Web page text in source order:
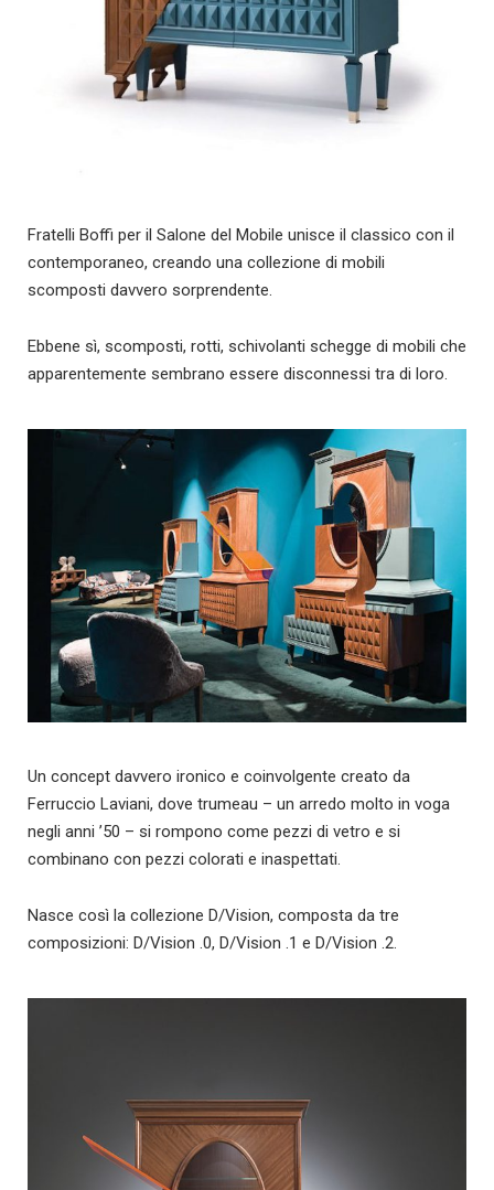
Fratelli Boffi per il Salone del Mobile unisce il classico con il
contemporaneo, creando una collezione di mobili
scomposti davvero sorprendente.
Ebbene sì, scomposti, rotti, schivolanti schegge di mobili che
apparentemente sembrano essere disconnessi tra di loro.
Un concept davvero ironico e coinvolgente creato da
Ferruccio Laviani, dove trumeau – un arredo molto in voga
negli anni ’50 – si rompono come pezzi di vetro e si
combinano con pezzi colorati e inaspettati.
Nasce così la collezione D/Vision, composta da tre
composizioni: D/Vision .0, D/Vision .1 e D/Vision .2.